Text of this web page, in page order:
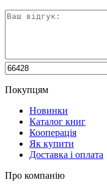
Покупцям
Новинки
Каталог книг
Кооперація
Як купити
Доставка і оплата
Про компанію